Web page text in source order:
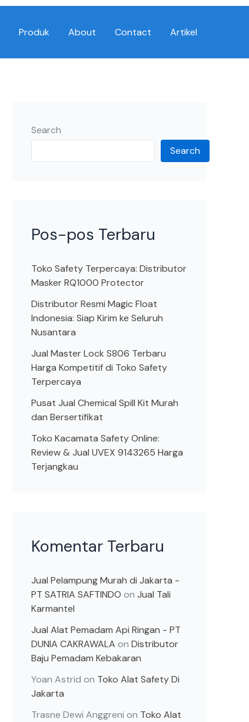
Produk About Contact Artikel
Search
Search
Pos-pos Terbaru
Toko Safety Terpercaya: Distributor
Masker RQ1000 Protector
Distributor Resmi Magic Float
Indonesia: Siap Kirim ke Seluruh
Nusantara
Jual Master Lock S806 Terbaru
Harga Kompetitif di Toko Safety
Terpercaya
Pusat Jual Chemical Spill Kit Murah
dan Bersertifikat
Toko Kacamata Safety Online:
Review & Jual UVEX 9143265 Harga
Terjangkau
Komentar Terbaru
Jual Pelampung Murah di Jakarta -
PT SATRIA SAFTINDO on Jual Tali
Karmantel
Jual Alat Pemadam Api Ringan - PT
DUNIA CAKRAWALA on Distributor
Baju Pemadam Kebakaran
Yoan Astrid on Toko Alat Safety Di
Jakarta
Trasne Dewi Anggreni on Toko Alat